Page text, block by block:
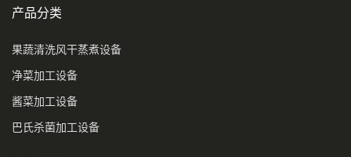
产品分类
果蔬清洗风干蒸煮设备
净菜加工设备
酱菜加工设备
巴氏杀菌加工设备